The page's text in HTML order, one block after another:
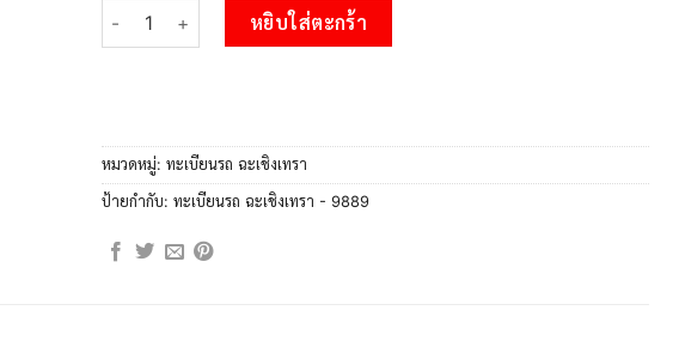
จำนวน 2.OKdee ป้ายทะเบียนรถ กพ 9889 เลขประมูล ฉะเชิงเทรา ชิ้น
หยิบใส่ตะกร้า
หมวดหมู่: ทะเบียนรถ ฉะเชิงเทรา
ป้ายกำกับ: ทะเบียนรถ ฉะเชิงเทรา - 9889